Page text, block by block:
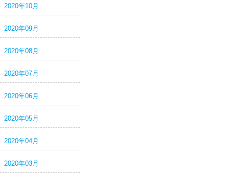
2020年10月
2020年09月
2020年08月
2020年07月
2020年06月
2020年05月
2020年04月
2020年03月